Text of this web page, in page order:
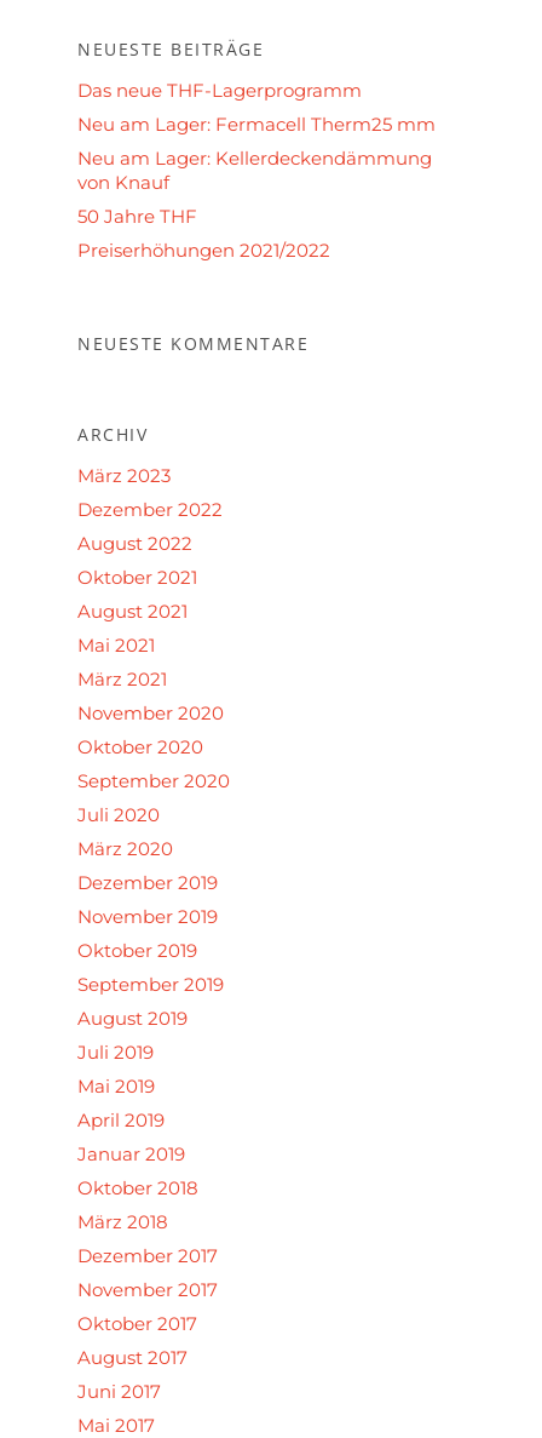
NEUESTE BEITRÄGE
Das neue THF-Lagerprogramm
Neu am Lager: Fermacell Therm25 mm
Neu am Lager: Kellerdeckendämmung
von Knauf
50 Jahre THF
Preiserhöhungen 2021/2022
NEUESTE KOMMENTARE
ARCHIV
März 2023
Dezember 2022
August 2022
Oktober 2021
August 2021
Mai 2021
März 2021
November 2020
Oktober 2020
September 2020
Juli 2020
März 2020
Dezember 2019
November 2019
Oktober 2019
September 2019
August 2019
Juli 2019
Mai 2019
April 2019
Januar 2019
Oktober 2018
März 2018
Dezember 2017
November 2017
Oktober 2017
August 2017
Juni 2017
Mai 2017